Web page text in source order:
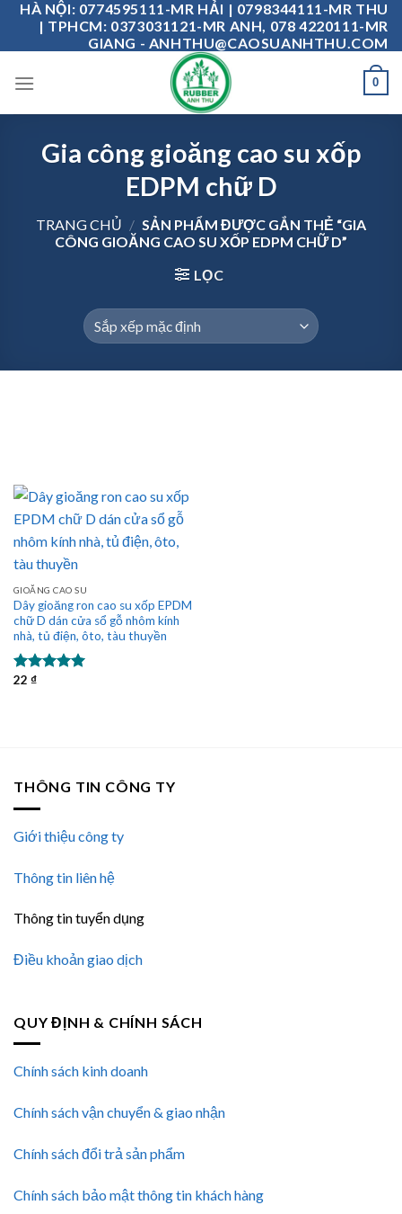
Skip
content
HÀ NỘI: 0774595111-MR HẢI | 0798344111-MR THU
| TPHCM: 0373031121-MR ANH, 078 4220111-MR
GIANG - ANHTHU@CAOSUANHTHU.COM
0
Gia công gioăng cao su xốp
EDPM chữ D
TRANG CHỦ / SẢN PHẨM ĐƯỢC GẮN THẺ “GIA
CÔNG GIOĂNG CAO SU XỐP EDPM CHỮ D”
LỌC
GIOĂNG CAO SU
Dây gioăng ron cao su xốp EPDM
chữ D dán cửa sổ gỗ nhôm kính
nhà, tủ điện, ôto, tàu thuyền
Được xếp
22 ₫
THÔNG TIN CÔNG TY
Giới thiệu công ty
Thông tin liên hệ
Thông tin tuyển dụng
Điều khoản giao dịch
QUY ĐỊNH & CHÍNH SÁCH
Chính sách kinh doanh
Chính sách vận chuyển & giao nhận
Chính sách đổi trả sản phẩm
Chính sách bảo mật thông tin khách hàng